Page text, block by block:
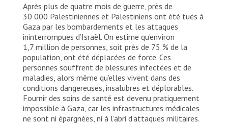
Après plus de quatre mois de guerre, près de
30 000 Palestiniennes et Palestiniens ont été tués à
Gaza par les bombardements et les attaques
ininterrompues d’Israël. On estime qu’environ
1,7 million de personnes, soit près de 75 % de la
population, ont été déplacées de force. Ces
personnes souffrent de blessures infectées et de
maladies, alors même qu’elles vivent dans des
conditions dangereuses, insalubres et déplorables.
Fournir des soins de santé est devenu pratiquement
impossible à Gaza, car les infrastructures médicales
ne sont ni épargnées, ni à l’abri d’attaques militaires.